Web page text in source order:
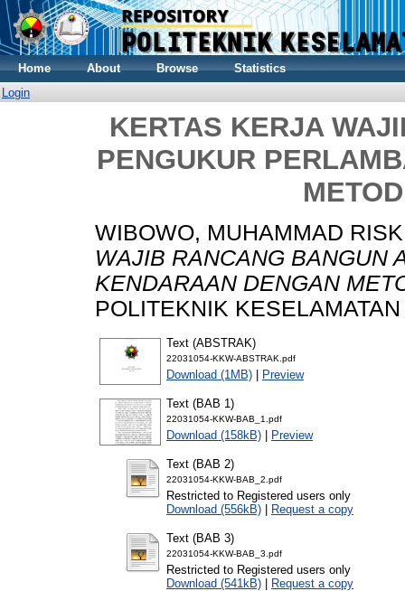
Home About Browse
Statistics
Login
KERTAS KERJA
PENGUKUR
WIBOWO, MUHAMMAD
WAJIB RANCANG BANGUN
KENDARAAN DENGAN
POLITEKNIK
Text (ABSTRAK)
22031054-KKW-ABSTRAK.pdf
Download (1MB) Preview
Text (BAB 1)
22031054-KKW-BAB_1.pdf
Download (158kB) Preview
Text (BAB 2)
22031054-KKW-BAB_2.pdf
Restricted to Registered users only
Download (556kB)
Request a copy
Text (BAB 3)
22031054-KKW-BAB_3.pdf
Restricted to Registered users only
Download (541kB)
Request a copy